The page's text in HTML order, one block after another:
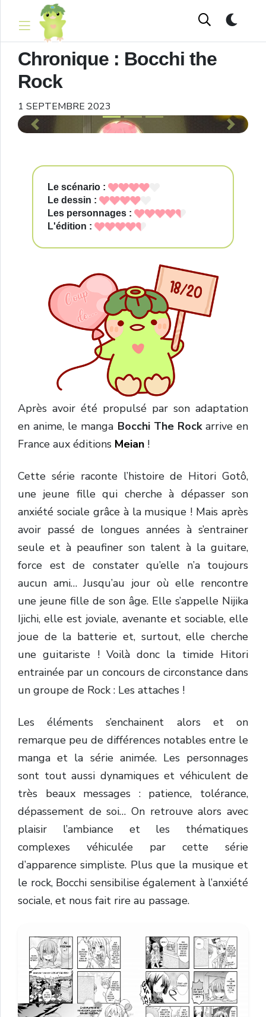
Chronique : Bocchi the
Rock
1 SEPTEMBRE 2023
Previous
Next
Le scénario :
Le dessin :
Les personnages :
L'édition :
Après avoir été propulsé par son adaptation
en anime, le manga Bocchi The Rockarrive en
France aux éditions Meian !
Cette série raconte l’histoire de Hitori Gotô,
une jeune fille qui cherche à dépasser son
anxiété sociale grâce à la musique ! Mais après
avoir passé de longues années à s’entrainer
seule et à peaufiner son talent à la guitare,
force est de constater qu’elle n’a toujours
aucun ami… Jusqu’au jour où elle rencontre
une jeune fille de son âge. Elle s’appelle Nijika
Ijichi, elle est joviale, avenante et sociable, elle
joue de la batterie et, surtout, elle cherche
une guitariste ! Voilà donc la timide Hitori
entrainée par un concours de circonstance dans
un groupe de Rock : Les attaches !
Les éléments s’enchainent alors et on
remarque peu de différences notables entre le
manga et la série animée. Les personnages
sont tout aussi dynamiques et véhiculent de
très beaux messages : patience, tolérance,
dépassement de soi… On retrouve alors avec
plaisir l’ambiance et les thématiques
complexes véhiculée par cette série
d’apparence simpliste. Plus que la musique et
le rock, Bocchi sensibilise également à l’anxiété
sociale, et nous fait rire au passage.